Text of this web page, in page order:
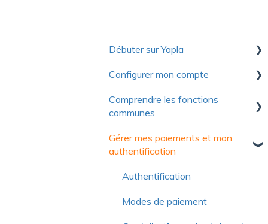
Débuter sur Yapla
Collection de ressources utiles
Pour se lancer
Optimiser votre utilisation de
Yapla
À propos de Yapla
Configurer mon compte
Premiers pas
Facturation
Licences et utilisateurs
Questions fréquentes
Comprendre les fonctions
communes
Communications
Gérer mes paiements et mon
authentification
Authentification
Modes de paiement